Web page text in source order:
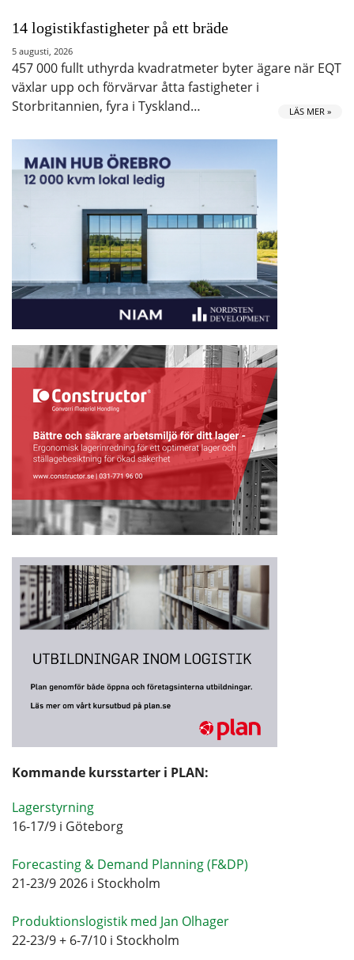
14 logistikfastigheter på ett bräde
5 augusti, 2026
457 000 fullt uthyrda kvadratmeter byter ägare när EQT
växlar upp och förvärvar åtta fastigheter i
Storbritannien, fyra i Tyskland…
LÄS MER »
Kommande kursstarter i PLAN:
Lagerstyrning
16-17/9 i Göteborg
Forecasting & Demand Planning (F&DP)
21-23/9 2026 i Stockholm
Produktionslogistik med Jan Olhager
22-23/9 + 6-7/10 i Stockholm